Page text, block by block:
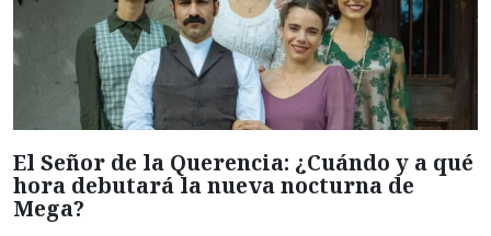
El Señor de la Querencia: ¿Cuándo y a qué
hora debutará la nueva nocturna de
Mega?